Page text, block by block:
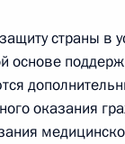
страны в
основе
оказания